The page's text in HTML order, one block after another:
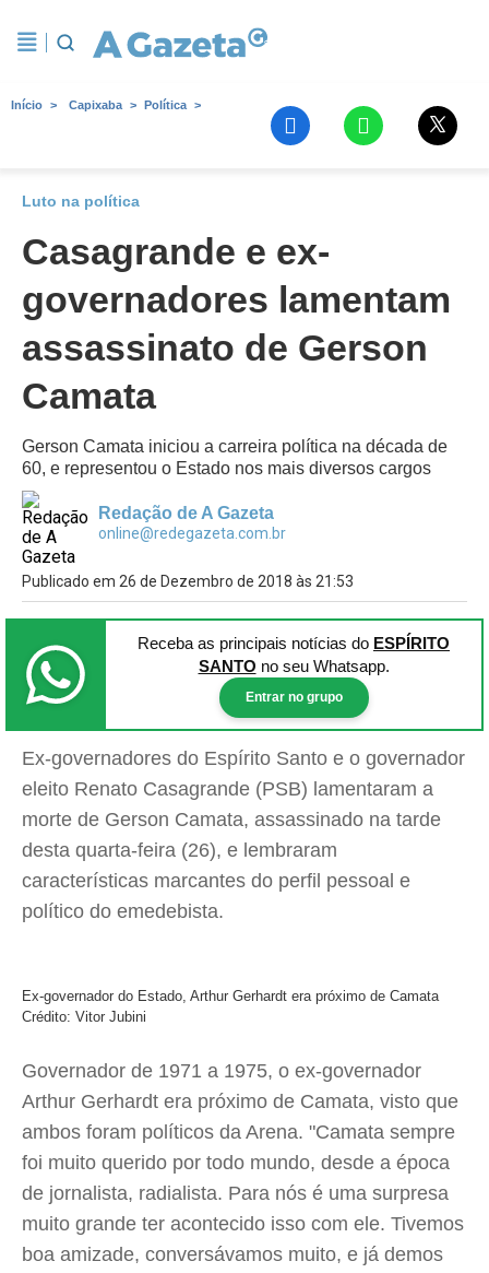
Início Capixaba Política
Luto na política
Casagrande e ex-
governadores lamentam
assassinato de Gerson
Camata
Gerson Camata iniciou a carreira política na década de
60, e representou o Estado nos mais diversos cargos
Redação de A Gazeta
online@redegazeta.com.br
Publicado em 26 de Dezembro de 2018 às 21:53
Receba as principais notícias do ESPÍRITO
SANTO no seu Whatsapp.
Entrar no grupo
Ex-governadores do Espírito Santo e o governador
eleito Renato Casagrande (PSB) lamentaram a
morte de Gerson Camata, assassinado na tarde
desta quarta-feira (26), e lembraram
características marcantes do perfil pessoal e
político do emedebista.
Ex-governador do Estado, Arthur Gerhardt era próximo de Camata
Crédito: Vitor Jubini
Governador de 1971 a 1975, o ex-governador
Arthur Gerhardt era próximo de Camata, visto que
ambos foram políticos da Arena. "Camata sempre
foi muito querido por todo mundo, desde a época
de jornalista, radialista. Para nós é uma surpresa
muito grande ter acontecido isso com ele. Tivemos
boa amizade, conversávamos muito, e já demos